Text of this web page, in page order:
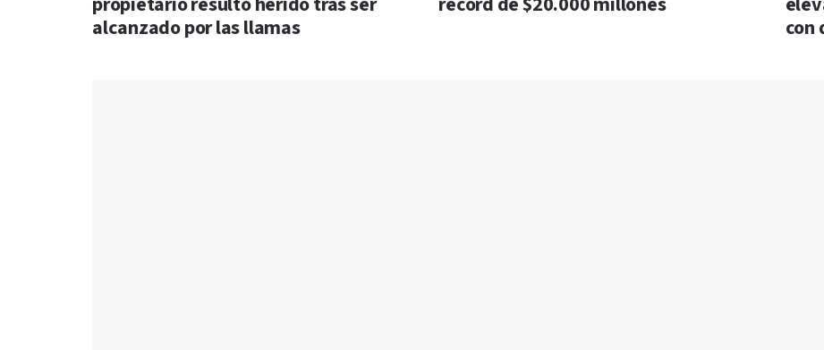
propietario resultó herido tras ser
alcanzado por las llamas
récord de $20.000 millones
con